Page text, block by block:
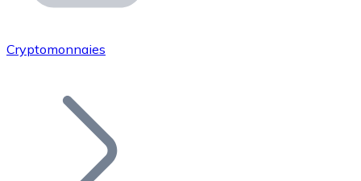
Rejoignez notre réseau de distributeurs et
Ajoutez le token de votre projet à notre service
Cryptomonnaies